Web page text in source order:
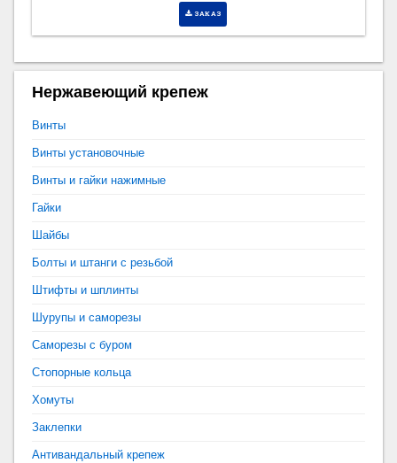
ЗАКАЗ
Нержавеющий крепеж
Винты
Винты установочные
Винты и гайки нажимные
Гайки
Шайбы
Болты и штанги с резьбой
Штифты и шплинты
Шурупы и саморезы
Саморезы с буром
Стопорные кольца
Хомуты
Заклепки
Антивандальный крепеж